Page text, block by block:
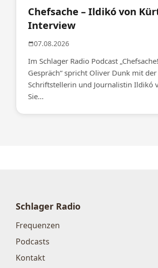
Chefsache – Ildikó von
Interview
07.08.2026
Im Schlager Radio Podcast
Gespräch“ spricht Oliver Dunk mit der
Schriftstellerin und Journalistin Ildikó
Sie...
Schlager Radio
Frequenzen
Podcasts
Kontakt